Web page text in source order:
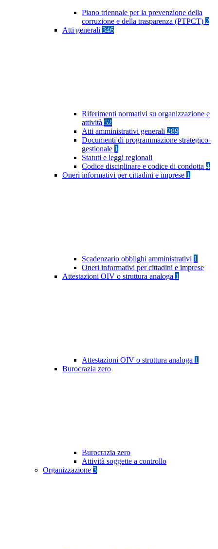
Piano triennale per la prevenzione della
corruzione e della trasparenza (PTPCT) 2
Atti generali 346
Riferimenti normativi su organizzazione e
attività 52
Atti amministrativi generali 289
Documenti di programmazione strategico-
gestionale 1
Statuti e leggi regionali
Codice disciplinare e codice di condotta 4
Oneri informativi per cittadini e imprese 1
Scadenzario obblighi amministrativi 1
Oneri informativi per cittadini e imprese
Attestazioni OIV o struttura analoga 1
Attestazioni OIV o struttura analoga 1
Burocrazia zero
Burocrazia zero
Attività soggette a controllo
Organizzazione 3